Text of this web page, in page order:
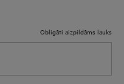
Obligāti aizpildāms lauks